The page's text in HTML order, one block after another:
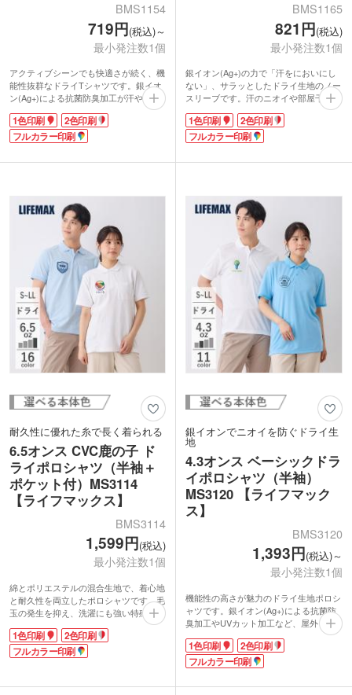
BMS1154
719円(税込)～
最小発注数1個
アクティブシーンでも快適さが続く、機
能性抜群なドライTシャツです。銀イオ
ン(Ag+)による抗菌防臭加工が汗や部屋
干しの原因となる菌の成長を抑え、ニオ
イの発生を防いでくれます。UVカット
率95%以上と日差し対策もバッチリで
優れ、爽やかな着心地をキープします。
よう作られています。ロゴやチーム名の
デザインをプリントすれば、おそろいの
部活Tシャツやチームウェアの制作など
にぴったりです。
1色印刷
2色印刷
フルカラー印刷
BMS1165
821円(税込)
最小発注数1個
銀イオン(Ag+)の力で「汗をにおいにし
ない」、サラッとしたドライ生地のノー
スリーブです。汗のニオイや部屋干し臭
の原因菌の成長を抑える効果がありま
す。UVカット率95%以上で日差し対策
もバッチリ。内側は吸水速乾性に優れた
す。
オリジナルデザインのプリントができま
す。トレーニングやスポーツシーンにぴ
ったりなので、ジムの入会特典やクラブ
チームのウェアなどにいかがでしょう
1色印刷
2色印刷
フルカラー印刷
耐久性に優れた糸で長く着られる
6.5オンス CVC鹿の子 ド
ライポロシャツ（半袖＋
ポケット付）MS3114
【ライフマックス】
BMS3114
1,599円(税込)
最小発注数1個
綿とポリエステルの混合生地で、着心地
と耐久性を両立したポロシャツです。毛
玉の発生を抑え、洗濯にも強い特殊な
「VORTEX（ボルテックス）」糸を採用
しています。鹿の子編みで通気性がよ
く、暑い季節でも快適な着心地を実現。
本体と同色のボタンで見た目もスッキリ
なる胸ポケットは、物を入れやすい位置
1色印刷
2色印刷
フルカラー印刷
銀イオンでニオイを防ぐドライ生
地
4.3オンス ベーシックドラ
イポロシャツ（半袖）
MS3120 【ライフマック
ス】
BMS3120
1,393円(税込)～
最小発注数1個
機能性の高さが魅力のドライ生地ポロシ
ャツです。銀イオン(Ag+)による抗菌防
臭加工やUVカット加工など、屋外イベ
ントやスポーツシーンに嬉しい要素満
載！内側はメッシュ素材で吸水速乾性に
も優れ、サラッとした着心地が続きま
す。小ぶりなスタンダードカラーでビジ
ネスシーンにもマッチするデザインで
1色印刷
2色印刷
フルカラー印刷